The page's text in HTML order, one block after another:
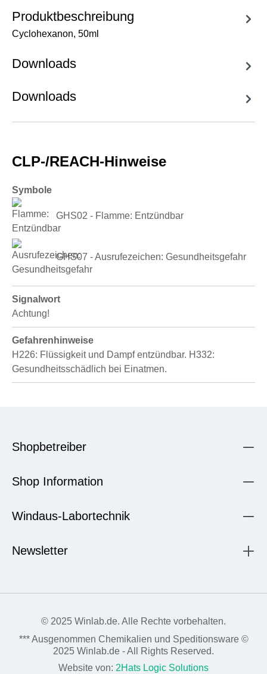
Produktbeschreibung
Cyclohexanon, 50ml
Downloads
Downloads
CLP-/REACH-Hinweise
Symbole
GHS02 - Flamme: Entzündbar
GHS07 - Ausrufezeichen: Gesundheitsgefahr
Signalwort
Achtung!
Gefahrenhinweise
H226: Flüssigkeit und Dampf entzündbar. H332:
Gesundheitsschädlich bei Einatmen.
Shopbetreiber
Shop Information
Windaus-Labortechnik
Newsletter
© 2025 Winlab.de. Alle Rechte vorbehalten.
*** Ausgenommen Chemikalien und Speditionsware ©
2025 Winlab.de - All Rights Reserved.
Website von: 2Hats Logic Solutions